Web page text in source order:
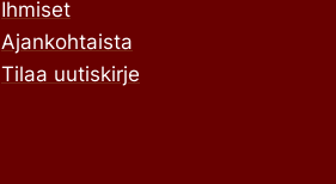
Ihmiset
Ajankohtaista
Tilaa uutiskirje